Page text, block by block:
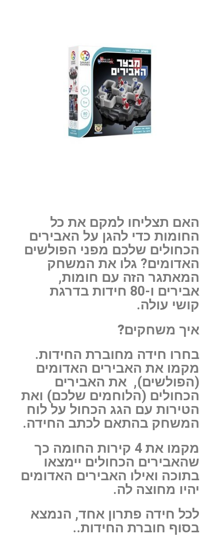
האם תצליחו למקם את כל
החומות כדי להגן על האבירים
הכחולים שלכם מפני הפולשים
האדומים? גלו את המשחק
המאתגר הזה עם חומות,
אבירים ו-80 חידות בדרגת
קושי עולה.
איך משחקים?
בחרו חידה מחוברת החידות.
מקמו את האבירים האדומים
(הפולשים), את האבירים
הכחולים (הלוחמים שלכם) ואת
הטירות עם הגג הכחול על לוח
המשחק בהתאם לכתב החידה.
מקמו את 4 קירות החומה כך
שהאבירים הכחולים יימצאו
בתוכה ואילו האבירים האדומים
יהיו מחוצה לה.
לכל חידה פתרון אחד, הנמצא
בסוף חוברת החידות..